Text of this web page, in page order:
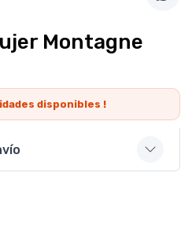
Montagne
disponibles !